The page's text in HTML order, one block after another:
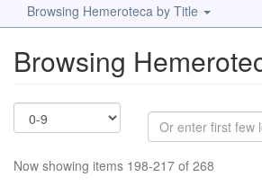
Browsing Hemeroteca by Title
Browsing
Now showing items 198-217 of 268